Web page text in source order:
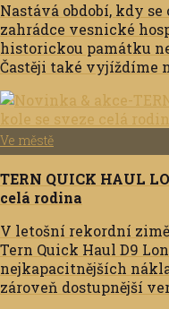
Nastává období, kdy
zahrádce vesnické
historickou památku
Častěji také vyjíždíme
Ve městě
TERN QUICK HAUL
celá rodina
V letošní rekordní
Tern Quick Haul D9
nejkapacitnějších
zároveň dostupnější